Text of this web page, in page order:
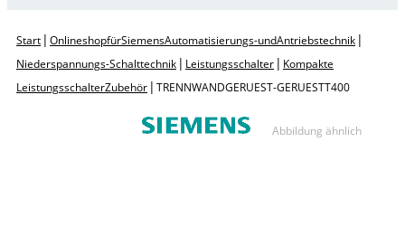
Start | Onlineshop für Siemens Automatisierungs- und Antriebstechnik |
Niederspannungs-Schalttechnik | Leistungsschalter | Kompakte
Leistungsschalter Zubehör | TRENNWAND GERUEST-GERUEST T400
Abbildung ähnlich